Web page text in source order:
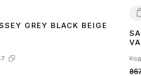
GREY BLACK BEIGE